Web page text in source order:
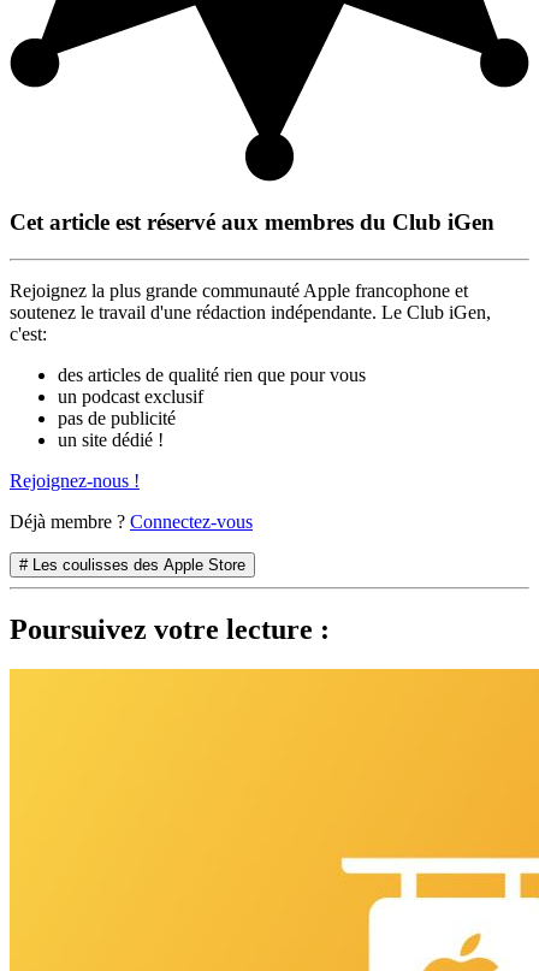
Cet article est réservé aux membres du Club iGen
Rejoignez la plus grande communauté Apple francophone et
soutenez le travail d'une rédaction indépendante. Le Club iGen,
c'est:
des articles de qualité rien que pour vous
un podcast exclusif
pas de publicité
un site dédié !
Rejoignez-nous !
Déjà membre ? Connectez-vous
# Les coulisses des Apple Store
Poursuivez votre lecture :